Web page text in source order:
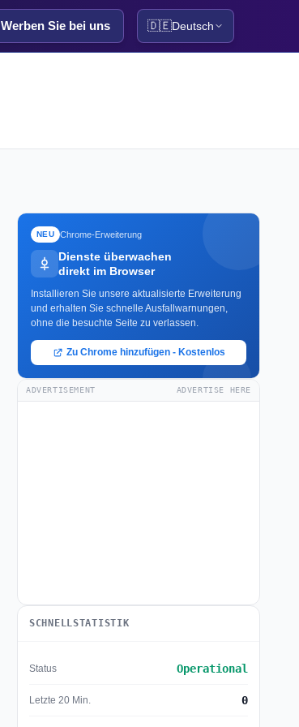
Werben Sie bei uns 🇩🇪Deutsch
NEU Chrome-Erweiterung
Dienste überwachen
direkt im Browser
Installieren Sie unsere aktualisierte Erweiterung
und erhalten Sie schnelle Ausfallwarnungen,
ohne die besuchte Seite zu verlassen.
Zu Chrome hinzufügen - Kostenlos
ADVERTISEMENT ADVERTISE HERE
SCHNELLSTATISTIK
Status Operational
Letzte 20 Min. 0